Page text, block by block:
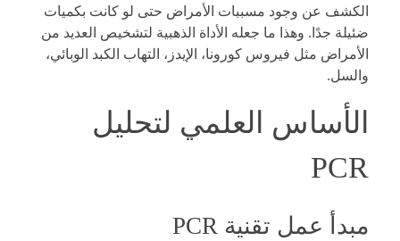
الكشف عن وجود مسببات الأمراض حتى لو كانت بكميات
ضئيلة جدًا. وهذا ما جعله الأداة الذهبية لتشخيص العديد من
الأمراض مثل فيروس كورونا، الإيدز، التهاب الكبد الوبائي،
والسل.
الأساس العلمي لتحليل
PCR
مبدأ عمل تقنية PCR